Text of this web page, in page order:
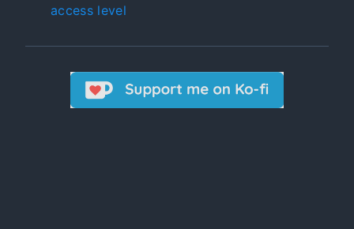
access level